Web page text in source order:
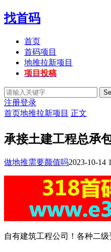
找首码
首页
首码项目
地推拉新项目
项目投稿
注册登录
首页地推拉新项目 正文
承接土建工程总𠄘
做地推需要颜值吗2023-10-14
自有建筑工程公司！各种二级